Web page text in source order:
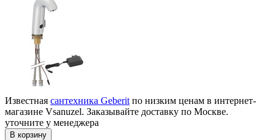
Известная сантехника Geberit по низким ценам в интернет-
магазине Vsanuzel. Заказывайте доставку по Москве.
уточните у менеджера
В корзину